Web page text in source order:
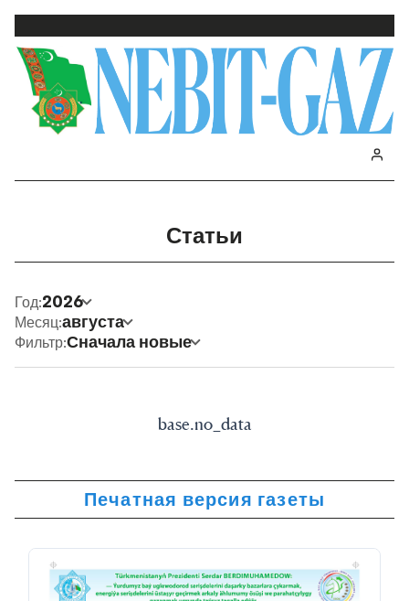
Статьи
Год:2026
Месяц:августа
Фильтр:Сначала новые
base.no_data
Печатная версия газеты